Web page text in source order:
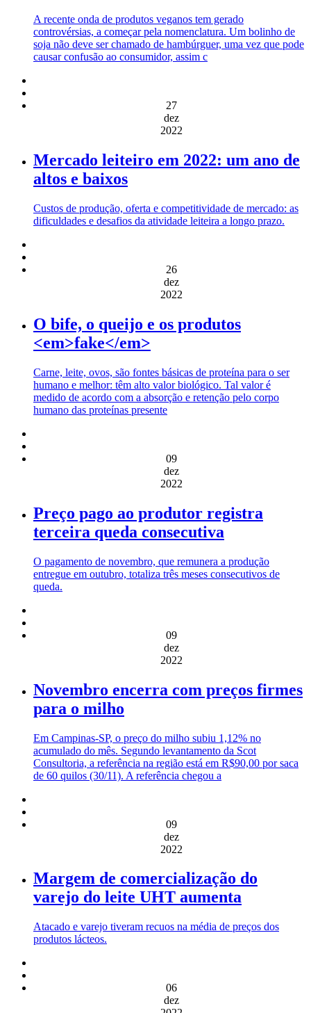
A recente onda de produtos veganos tem gerado
controvérsias, a começar pela nomenclatura. Um bolinho de
soja não deve ser chamado de hambúrguer, uma vez que pode
causar confusão ao consumidor, assim c
27
dez
2022
Mercado leiteiro em 2022: um ano de
altos e baixos
Custos de produção, oferta e competitividade de mercado: as
dificuldades e desafios da atividade leiteira a longo prazo.
26
dez
2022
O bife, o queijo e os produtos
<em>fake</em>
Carne, leite, ovos, são fontes básicas de proteína para o ser
humano e melhor: têm alto valor biológico. Tal valor é
medido de acordo com a absorção e retenção pelo corpo
humano das proteínas presente
09
dez
2022
Preço pago ao produtor registra
terceira queda consecutiva
O pagamento de novembro, que remunera a produção
entregue em outubro, totaliza três meses consecutivos de
queda.
09
dez
2022
Novembro encerra com preços firmes
para o milho
Em Campinas-SP, o preço do milho subiu 1,12% no
acumulado do mês. Segundo levantamento da Scot
Consultoria, a referência na região está em R$90,00 por saca
de 60 quilos (30/11). A referência chegou a
09
dez
2022
Margem de comercialização do
varejo do leite UHT aumenta
Atacado e varejo tiveram recuos na média de preços dos
produtos lácteos.
06
dez